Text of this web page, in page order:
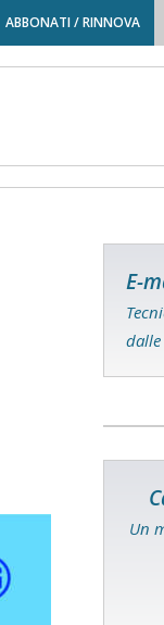
ABBONATI / RINNOVA
E-
dalle
Un